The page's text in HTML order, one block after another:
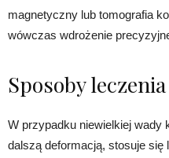
magnetyczny lub tomografia
wówczas wdrożenie
Sposoby
W przypadku niewielkiej wady
dalszą deformacją, stosuje